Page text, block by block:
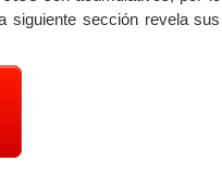
siguiente sección revela sus